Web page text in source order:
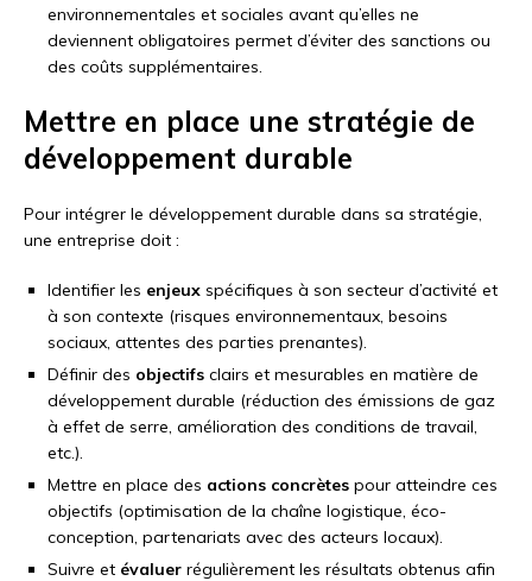
environnementales et sociales avant qu’elles ne
deviennent obligatoires permet d’éviter des sanctions ou
des coûts supplémentaires.
Mettre en place une stratégie de
développement durable
Pour intégrer le développement durable dans sa stratégie,
une entreprise doit :
Identifier les enjeux spécifiques à son secteur d’activité et
à son contexte (risques environnementaux, besoins
sociaux, attentes des parties prenantes).
Définir des objectifs clairs et mesurables en matière de
développement durable (réduction des émissions de gaz
à effet de serre, amélioration des conditions de travail,
etc.).
Mettre en place des actions concrètes pour atteindre ces
objectifs (optimisation de la chaîne logistique, éco-
conception, partenariats avec des acteurs locaux).
Suivre et évaluer régulièrement les résultats obtenus afin